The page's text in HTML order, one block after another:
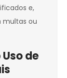
e,
multas ou
de